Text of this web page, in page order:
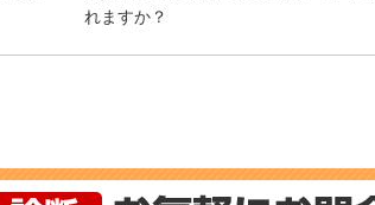
れますか？